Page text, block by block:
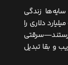
زندگی
دلاری را
و بقا تبدیل